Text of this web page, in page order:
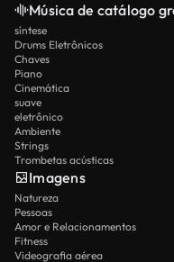
Música de catálogo
síntese
Drums Eletrônicos
Chaves
Piano
Cinemática
suave
eletrônico
Ambiente
Strings
Trombetas acústicas
Imagens
Natureza
Pessoas
Amor e Relacionamentos
Fitness
Videografia aérea